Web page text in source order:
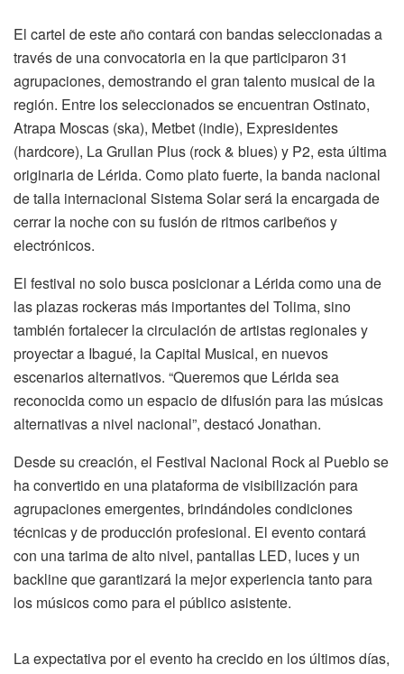
El cartel de este año contará con bandas seleccionadas a
través de una convocatoria en la que participaron 31
agrupaciones, demostrando el gran talento musical de la
región. Entre los seleccionados se encuentran Ostinato,
Atrapa Moscas (ska), Metbet (indie), Expresidentes
(hardcore), La Grullan Plus (rock & blues) y P2, esta última
originaria de Lérida. Como plato fuerte, la banda nacional
de talla internacional Sistema Solar será la encargada de
cerrar la noche con su fusión de ritmos caribeños y
electrónicos.
El festival no solo busca posicionar a Lérida como una de
las plazas rockeras más importantes del Tolima, sino
también fortalecer la circulación de artistas regionales y
proyectar a Ibagué, la Capital Musical, en nuevos
escenarios alternativos. “Queremos que Lérida sea
reconocida como un espacio de difusión para las músicas
alternativas a nivel nacional”, destacó Jonathan.
Desde su creación, el Festival Nacional Rock al Pueblo se
ha convertido en una plataforma de visibilización para
agrupaciones emergentes, brindándoles condiciones
técnicas y de producción profesional. El evento contará
con una tarima de alto nivel, pantallas LED, luces y un
backline que garantizará la mejor experiencia tanto para
los músicos como para el público asistente.
La expectativa por el evento ha crecido en los últimos días,